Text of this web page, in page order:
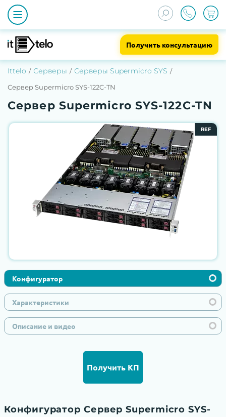
Получить консультацию
Ittelo Серверы Серверы Supermicro SYS
Сервер Supermicro SYS-122C-TN
Сервер Supermicro SYS-122C-TN
REF
Конфигуратор
Характеристики
Описание и видео
Получить КП
Конфигуратор Сервер Supermicro SYS-